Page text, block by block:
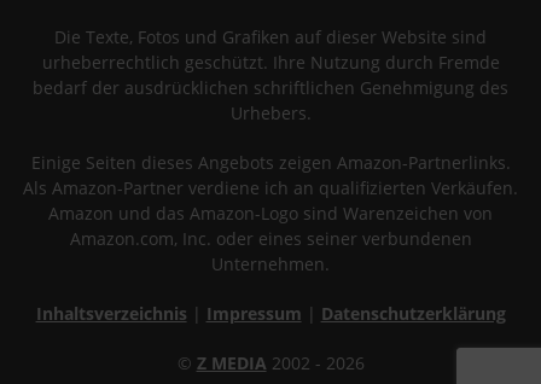
Die Texte, Fotos und Grafiken auf dieser Website sind
urheberrechtlich geschützt. Ihre Nutzung durch Fremde
bedarf der ausdrücklichen schriftlichen Genehmigung des
Urhebers.
Einige Seiten dieses Angebots zeigen Amazon-Partnerlinks.
Als Amazon-Partner verdiene ich an qualifizierten Verkäufen.
Amazon und das Amazon-Logo sind Warenzeichen von
Amazon.com, Inc. oder eines seiner verbundenen
Unternehmen.
Inhaltsverzeichnis | Impressum | Datenschutzerklärung
© Z MEDIA 2002 - 2026